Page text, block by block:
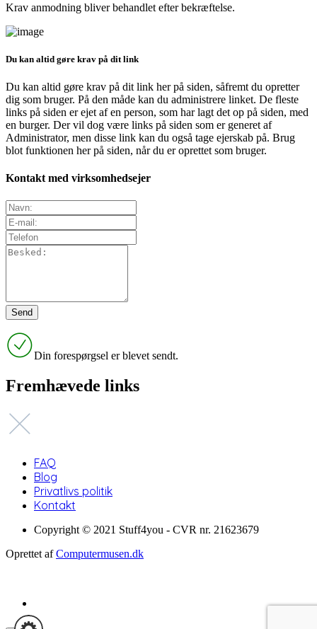
Krav anmodning bliver behandlet efter bekræftelse.
Du kan altid gøre krav på dit link
Du kan altid gøre krav på dit link her på siden, såfremt du opretter
dig som bruger. På den måde kan du administrere linket. De fleste
links på siden er ejet af en person, som har lagt det op på siden, med
en burger. Der vil dog være links på siden som er generet af
Administrator, men disse link kan du også tage ejerskab på. Brug
blot funktionen her på siden, når du er oprettet som bruger.
Kontakt med virksomhedsejer
Din forespørgsel er blevet sendt.
Fremhævede links
FAQ
Blog
Privatlivs politik
Kontakt
Copyright © 2021 Stuff4you - CVR nr. 21623679
Oprettet afComputermusen.dk